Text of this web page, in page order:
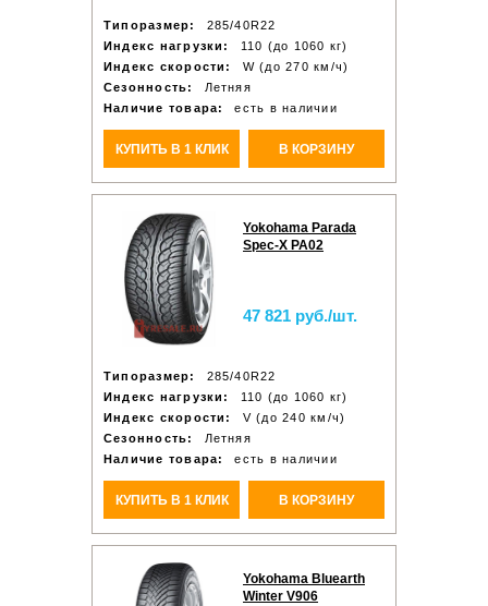
Типоразмер:
285/40R22
Индекс нагрузки:
110 (до 1060 кг)
Индекс скорости:
W (до 270 км/ч)
Сезонность:
Летняя
Наличие товара:
есть в наличии
КУПИТЬ В 1 КЛИК В КОРЗИНУ
Yokohama Parada
Spec-X PA02
47 821 руб./шт.
Типоразмер:
285/40R22
Индекс нагрузки:
110 (до 1060 кг)
Индекс скорости:
V (до 240 км/ч)
Сезонность:
Летняя
Наличие товара:
есть в наличии
КУПИТЬ В 1 КЛИК В КОРЗИНУ
Yokohama Bluearth
Winter V906